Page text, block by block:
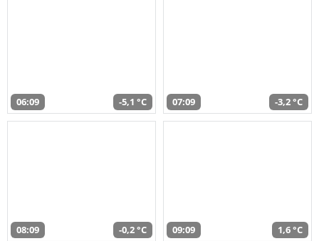
06:09 -5,1 °C 07:09 -3,2 °C
08:09 -0,2 °C 09:09 1,6 °C